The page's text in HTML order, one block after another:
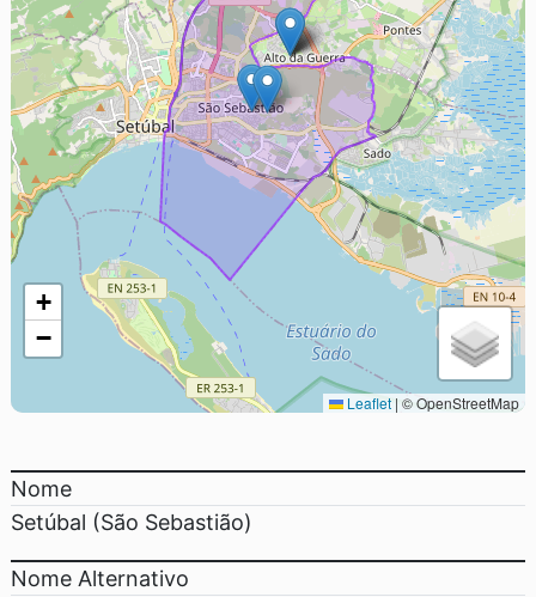
+
−
Leaflet | © OpenStreetMap
Nome
Setúbal (São Sebastião)
Nome Alternativo